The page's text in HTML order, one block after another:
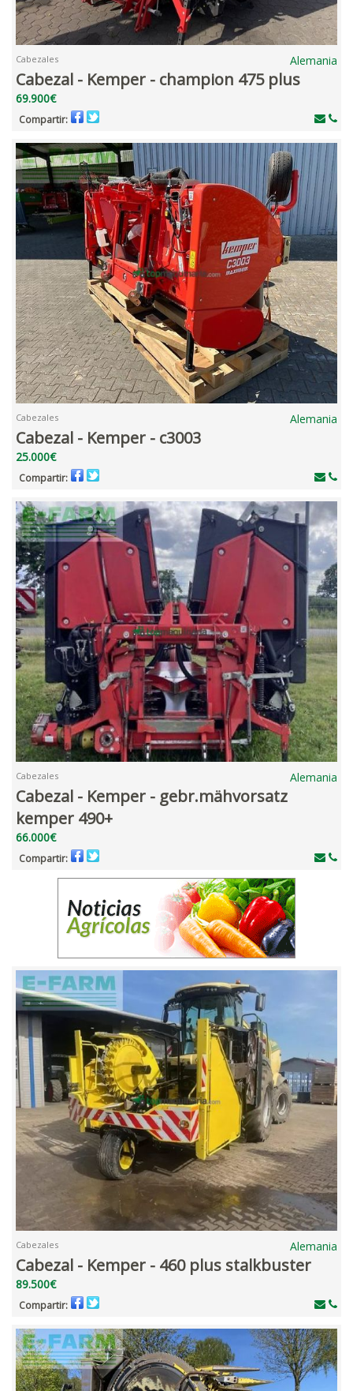
Cabezales Alemania
Cabezal - Kemper - champion 475 plus
69.900€
Compartir:
Cabezales Alemania
Cabezal - Kemper - c3003
25.000€
Compartir:
Cabezales Alemania
Cabezal - Kemper - gebr.mähvorsatz
kemper 490+
66.000€
Compartir:
Cabezales Alemania
Cabezal - Kemper - 460 plus stalkbuster
89.500€
Compartir: